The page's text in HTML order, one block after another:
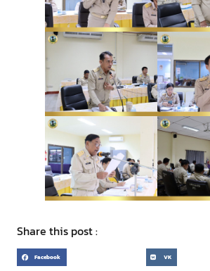
Share this post :
Facebook VK